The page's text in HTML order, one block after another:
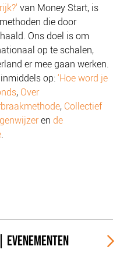
van Money Start, is
die door
Ons doel is om
op te schalen,
er mee gaan werken.
op:‘Hoe word je
, Over
, Collectief
en de
.
EVENEMENTEN